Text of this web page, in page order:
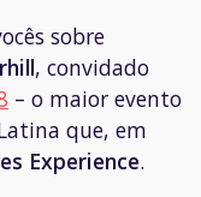
sobre
, convidado
– o maior evento
que, em
Experience.